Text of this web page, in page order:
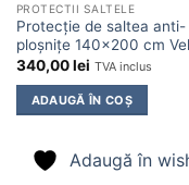
PROTECTII SALTELE
Protecție de saltea anti-
ploșnițe 140×200 cm
340,00lei TVA inclus
ADAUGĂ ÎN COȘ
Adaugă în